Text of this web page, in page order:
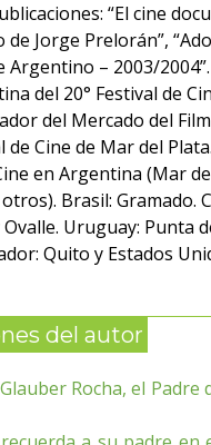
“El cine
Jorge Prelorán”,
Argentino – 2003/
del 20° Festival de
del Mercado del
de Cine de Mar del
en Argentina (Mar
Brasil: Gramado.
Uruguay: Punta
Quito y Estados
del autor
Rocha, el Padre